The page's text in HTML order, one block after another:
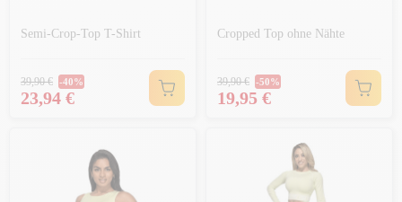
Semi-Crop-Top T-Shirt
Regulärer Preis
39,90 € -40%
Preis
23,94 €
Cropped Top ohne Nähte
Regulärer Preis
39,90 € -50%
Preis
19,95 €